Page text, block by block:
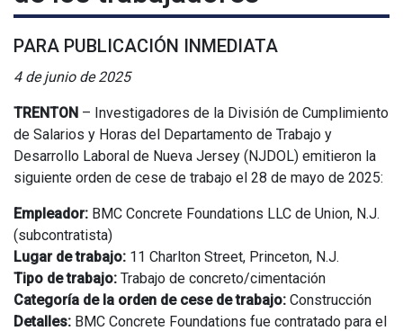
PARA PUBLICACIÓN INMEDIATA
4 de junio de 2025
TRENTON – Investigadores de la División de Cumplimiento
de Salarios y Horas del Departamento de Trabajo y
Desarrollo Laboral de Nueva Jersey (NJDOL) emitieron la
siguiente orden de cese de trabajo el 28 de mayo de 2025:
Empleador: BMC Concrete Foundations LLC de Union, N.J.
(subcontratista)
Lugar de trabajo: 11 Charlton Street, Princeton, N.J.
Tipo de trabajo: Trabajo de concreto/cimentación
Categoría de la orden de cese de trabajo: Construcción
Detalles: BMC Concrete Foundations fue contratado para el